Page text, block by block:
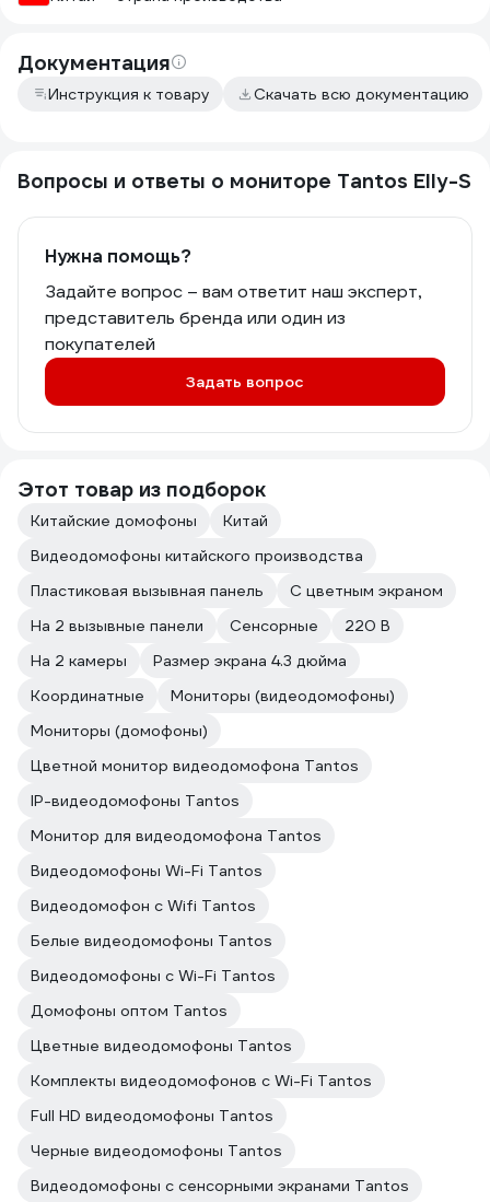
Документация
Инструкция к товару Скачать всю документацию
Вопросы и ответы о мониторе Tantos Elly-S
Нужна помощь?
Задайте вопрос – вам ответит наш эксперт,
представитель бренда или один из
покупателей
Задать вопрос
Этот товар из подборок
Китайские домофоны
Китай
Видеодомофоны китайского производства
Пластиковая вызывная панель
С цветным экраном
На 2 вызывные панели
Сенсорные
220 В
На 2 камеры
Размер экрана 4.3 дюйма
Координатные
Мониторы (видеодомофоны)
Мониторы (домофоны)
Цветной монитор видеодомофона Tantos
IP-видеодомофоны Tantos
Монитор для видеодомофона Tantos
Видеодомофоны Wi-Fi Tantos
Видеодомофон с Wifi Tantos
Белые видеодомофоны Tantos
Видеодомофоны с Wi-Fi Tantos
Домофоны оптом Tantos
Цветные видеодомофоны Tantos
Комплекты видеодомофонов с Wi-Fi Tantos
Full HD видеодомофоны Tantos
Черные видеодомофоны Tantos
Видеодомофоны с сенсорными экранами Tantos